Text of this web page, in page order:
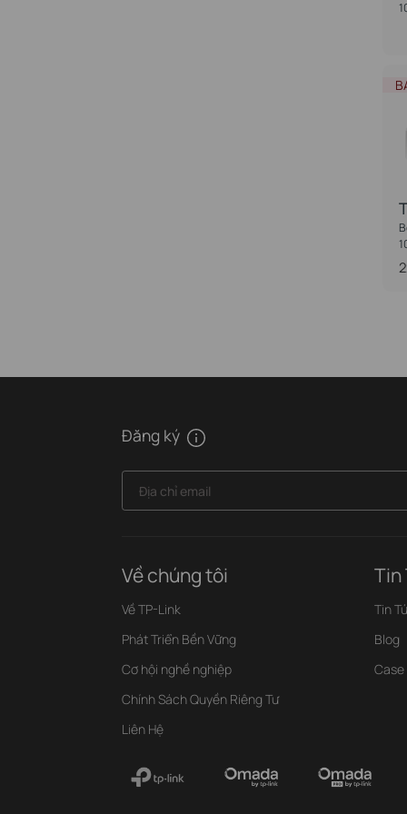
Đăng ký
Địa chỉ email
Về chúng tôi
Về TP-Link
Phát Triển Bền Vững
Cơ hội nghề nghiệp
Chính Sách Quyền Riêng Tư
Liên Hệ
Tin
Tin
Blog